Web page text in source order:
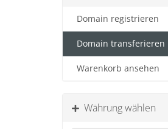
Domain registrieren
Domain transferieren
Warenkorb ansehen
Währung wählen